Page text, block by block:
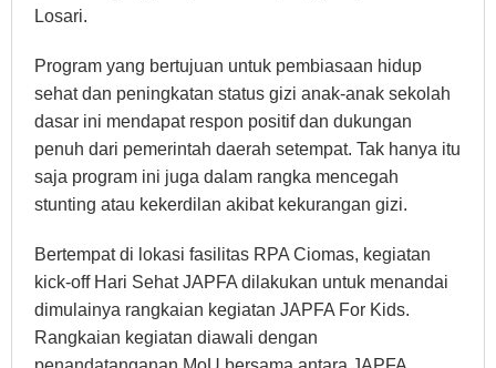
Losari.
Program yang bertujuan untuk pembiasaan hidup
sehat dan peningkatan status gizi anak-anak sekolah
dasar ini mendapat respon positif dan dukungan
penuh dari pemerintah daerah setempat. Tak hanya itu
saja program ini juga dalam rangka mencegah
stunting atau kekerdilan akibat kekurangan gizi.
Bertempat di lokasi fasilitas RPA Ciomas, kegiatan
kick-off Hari Sehat JAPFA dilakukan untuk menandai
dimulainya rangkaian kegiatan JAPFA For Kids.
Rangkaian kegiatan diawali dengan